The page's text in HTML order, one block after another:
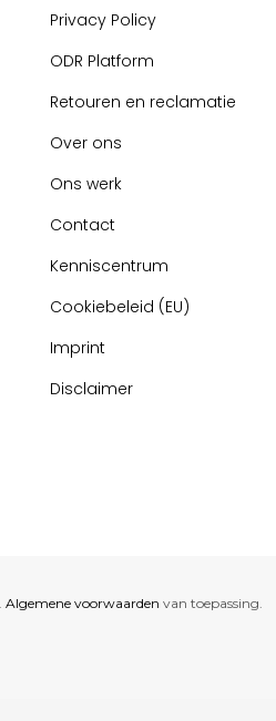
Privacy Policy
ODR Platform
Retouren en reclamatie
Over ons
Ons werk
Contact
Kenniscentrum
Cookiebeleid (EU)
Imprint
Disclaimer
Algemene voorwaarden van toepassing.